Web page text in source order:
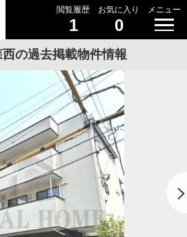
閲覧履歴
1
お気に入り
0
メニュー
の過去掲載物件情報